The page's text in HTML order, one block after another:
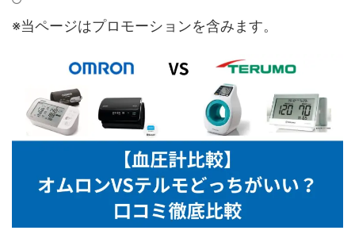
※当ページはプロモーションを含みます。